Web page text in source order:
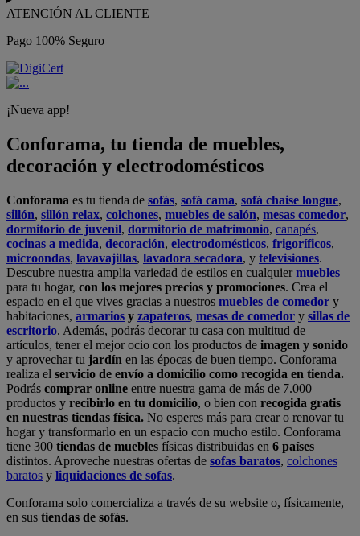
ATENCIÓN AL CLIENTE
Pago 100% Seguro
¡Nueva app!
Conforama, tu tienda de muebles,
decoración y electrodomésticos
Conforama es tu tienda de sofás, sofá cama, sofá chaise longue,
sillón, sillón relax, colchones, muebles de salón, mesas comedor,
dormitorio de juvenil, dormitorio de matrimonio, canapés,
cocinas a medida, decoración, electrodomésticos, frigoríficos,
microondas, lavavajillas, lavadora secadora, y televisiones.
Descubre nuestra amplia variedad de estilos en cualquiermuebles
para tu hogar, con los mejores precios y promociones. Crea el
espacio en el que vives gracias a nuestros muebles de comedor y
habitaciones, armarios y zapateros, mesas de comedor y sillas de
escritorio. Además, podrás decorar tu casa con multitud de
artículos, tener el mejor ocio con los productos de imagen y sonido
y aprovechar tu jardín en las épocas de buen tiempo. Conforama
realiza el servicio de envío a domicilio como recogida en tienda.
Podrás comprar online entre nuestra gama de más de 7.000
productos y recibirlo en tu domicilio, o bien con recogida gratis
en nuestras tiendas física. No esperes más para crear o renovar tu
hogar y transformarlo en un espacio con mucho estilo. Conforama
tiene 300 tiendas de muebles físicas distribuidas en 6 países
distintos. Aproveche nuestras ofertas de sofas baratos, colchones
baratos y liquidaciones de sofas.
Conforama solo comercializa a través de su website o, físicamente,
en sus tiendas de sofás.